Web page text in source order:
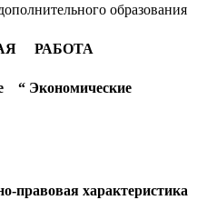
образования
РАБОТА
“ Экономические
характеристика